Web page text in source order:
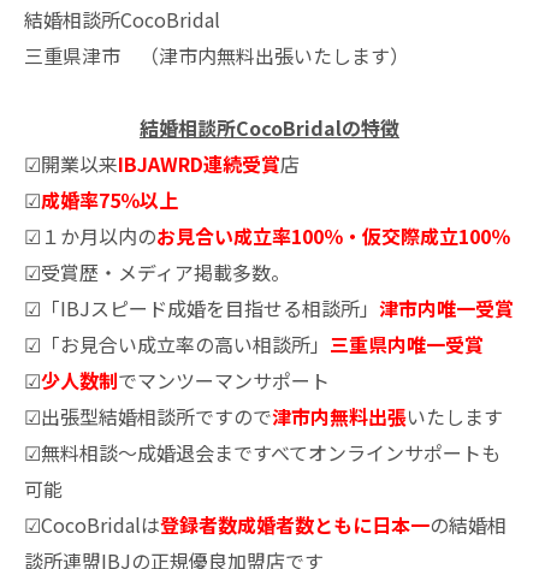
結婚相談所CocoBridal
三重県津市 （津市内無料出張いたします）
結婚相談所CocoBridalの特徴
☑開業以来IBJAWRD連続受賞店
☑成婚率75％以上
☑１か月以内のお見合い成立率100％・仮交際成立100％
☑受賞歴・メディア掲載多数。
☑「IBJスピード成婚を目指せる相談所」 津市内唯一受賞
☑「お見合い成立率の高い相談所」 三重県内唯一受賞
☑少人数制でマンツーマンサポート
☑出張型結婚相談所ですので津市内無料出張いたします
☑無料相談～成婚退会まですべてオンラインサポートも
可能
☑CocoBridalは登録者数成婚者数ともに日本一の結婚相
談所連盟IBJの正規優良加盟店です